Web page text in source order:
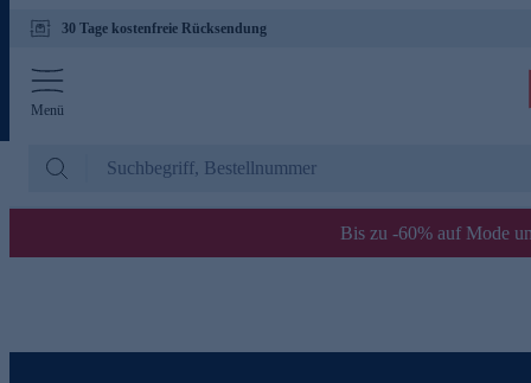
30 Tage kostenfreie Rücksendung
Menü
Bis zu -60% auf Mode